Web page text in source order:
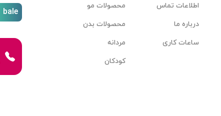
اطلاعات تماس
درباره ما
ساعات کاری
محصولات مو
محصولات بدن
مردانه
کودکان
bale